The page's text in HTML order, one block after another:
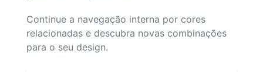
Continue a navegação interna por cores
relacionadas e descubra novas combinações
para o seu design.